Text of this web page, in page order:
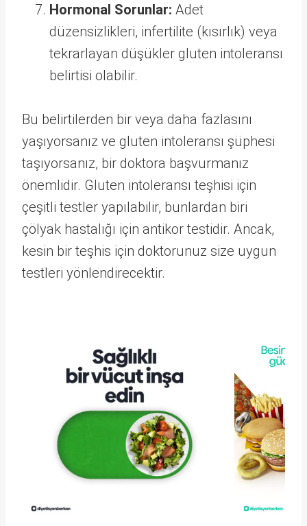
Hormonal Sorunlar: Adet
düzensizlikleri, infertilite (kısırlık) veya
tekrarlayan düşükler gluten intoleransı
belirtisi olabilir.
Bu belirtilerden bir veya daha fazlasını
yaşıyorsanız ve gluten intoleransı şüphesi
taşıyorsanız, bir doktora başvurmanız
önemlidir. Gluten intoleransı teşhisi için
çeşitli testler yapılabilir, bunlardan biri
çölyak hastalığı için antikor testidir. Ancak,
kesin bir teşhis için doktorunuz size uygun
testleri yönlendirecektir.